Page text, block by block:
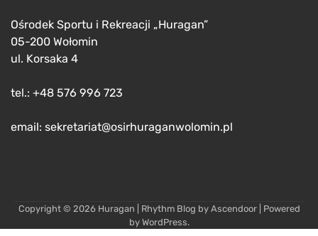
Ośrodek Sportu i Rekreacji „Huragan”
05-200 Wołomin
ul. Korsaka 4
tel.: +48 576 996 723
email: sekretariat@osirhuraganwolomin.pl
Copyright © 2026 Huragan | Rhythm Blog by Ascendoor| Powered
by WordPress.